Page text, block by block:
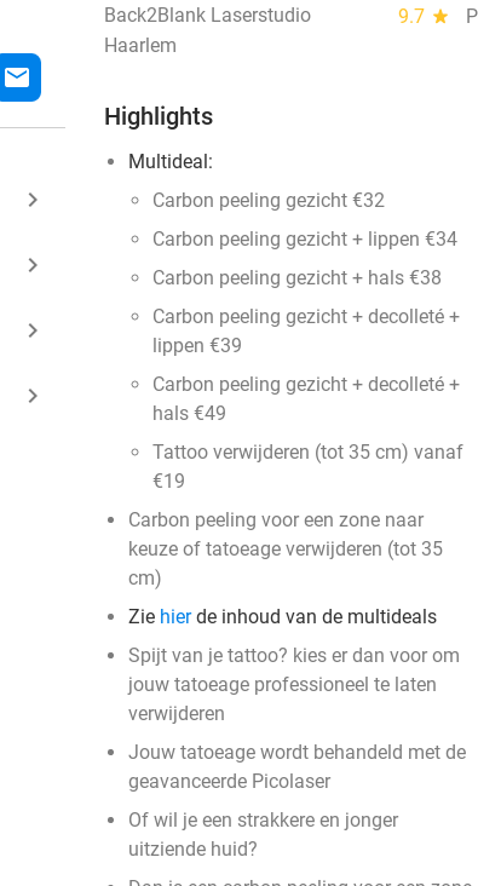
mail
keyboard_arrow_right
keyboard_arrow_right
keyboard_arrow_right
keyboard_arrow_right
Back2Blank Laserstudio 9.7 star
Haarlem
Highlights
Multideal:
Carbon peeling gezicht €32
Carbon peeling gezicht + lippen €34
Carbon peeling gezicht + hals €38
Carbon peeling gezicht + decolleté +
lippen €39
Carbon peeling gezicht + decolleté +
hals €49
Tattoo verwijderen (tot 35 cm) vanaf
€19
Carbon peeling voor een zone naar
keuze of tatoeage verwijderen (tot 35
cm)
Zie hierde inhoud van de multideals
Spijt van je tattoo? kies er dan voor om
jouw tatoeage professioneel te laten
verwijderen
Jouw tatoeage wordt behandeld met de
geavanceerde Picolaser
Of wil je een strakkere en jonger
uitziende huid?